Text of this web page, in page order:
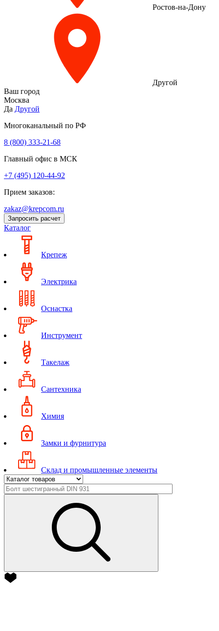
Ростов-на-Дону
Другой
Ваш город
Москва
Да Другой
Многоканальный по РФ
8 (800) 333‑21-68
Главный офис в МСК
+7 (495) 120-44-92
Прием заказов:
zakaz@krepcom.ru
Запросить расчет
Каталог
Крепеж
Электрика
Оснастка
Инструмент
Такелаж
Сантехника
Химия
Замки и фурнитура
Склад и промышленные элементы